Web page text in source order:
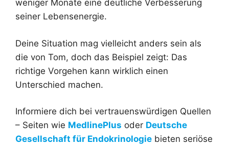
weniger Monate eine deutliche Verbesserung
seiner Lebensenergie.
Deine Situation mag vielleicht anders sein als
die von Tom, doch das Beispiel zeigt: Das
richtige Vorgehen kann wirklich einen
Unterschied machen.
Informiere dich bei vertrauenswürdigen Quellen
– Seiten wie MedlinePlus oder Deutsche
Gesellschaft für Endokrinologie bieten seriöse